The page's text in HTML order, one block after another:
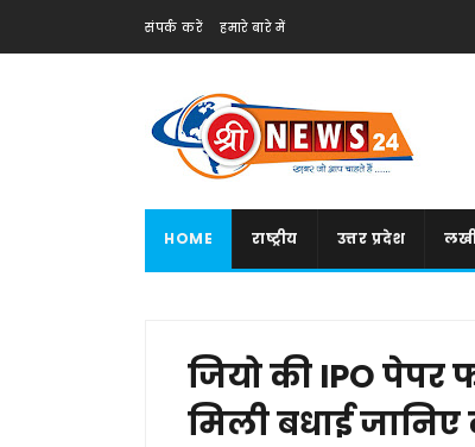
संपर्क करें हमारे बारे में
HOME राष्ट्रीय उत्तर प्रदेश
जियो की IPO पेपर
मिली बधाई जानिए